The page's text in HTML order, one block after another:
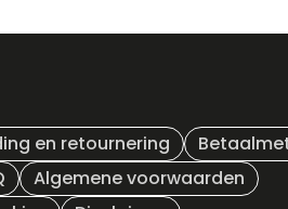
en retournering
Algemene voorwaarden